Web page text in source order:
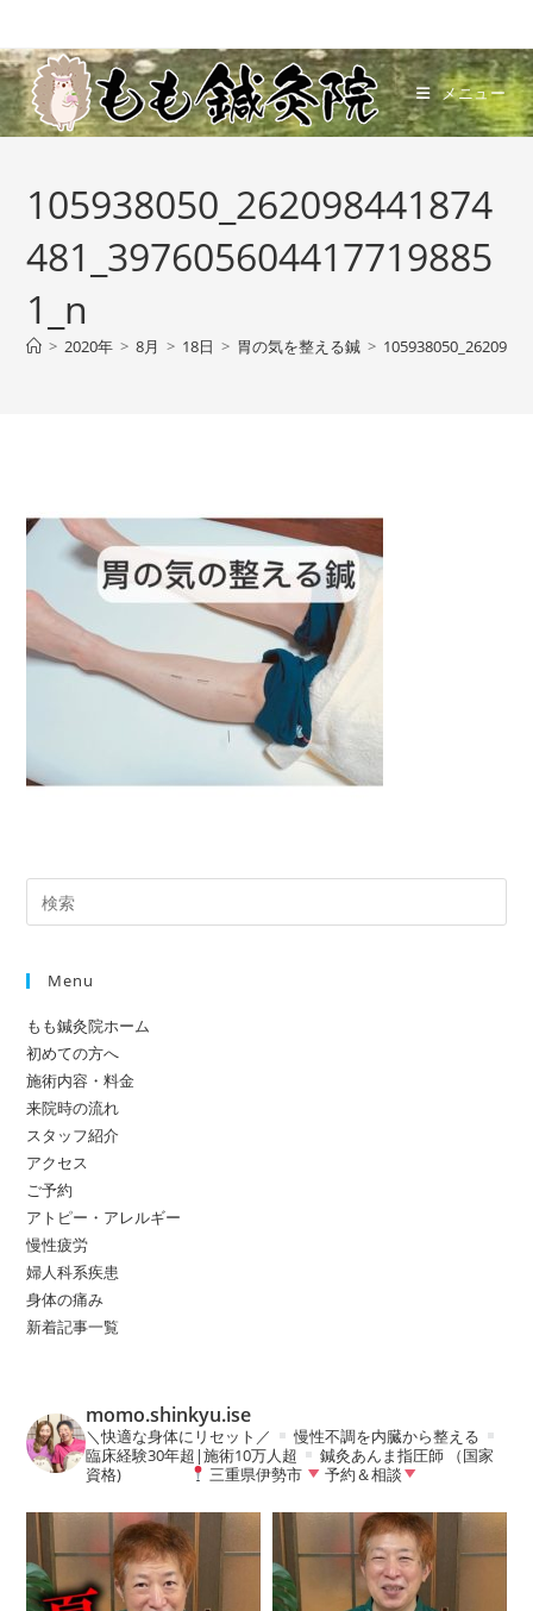
ン
テ
ン
ツ
メニュー
105938050_262098441874
481_397605604417719885
1_n
> 2020年 > 8月 > 18日 > 胃の気を整える鍼 >
Menu
もも鍼灸院ホーム
初めての方へ
施術内容・料金
来院時の流れ
スタッフ紹介
アクセス
ご予約
アトピー・アレルギー
慢性疲労
婦人科系疾患
身体の痛み
新着記事一覧
momo.shinkyu.ise
＼快適な身体にリセット／
慢性不調を内臓から整える
臨床経験30年超|施術10万人超
鍼灸あんま指圧師 （国家
資格)
三重県伊勢市 予約＆相談